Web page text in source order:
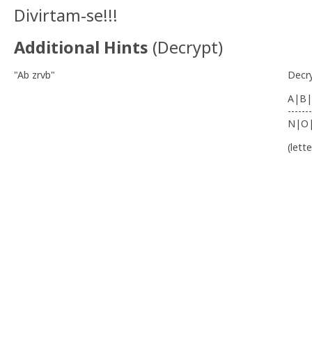
Divirtam-se!!!
Additional Hints (Decrypt)
"Ab zrvb"